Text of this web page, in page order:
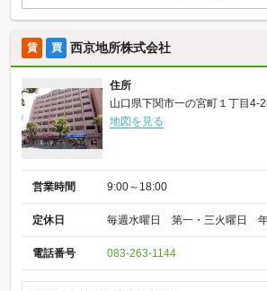
賃 買 西京地所株式会社
住所
山口県下関市一の宮町１丁目4-
地図を見る
営業時間 9:00～18:00
定休日 毎週水曜日 第一・三火曜日
電話番号 083-263-1144